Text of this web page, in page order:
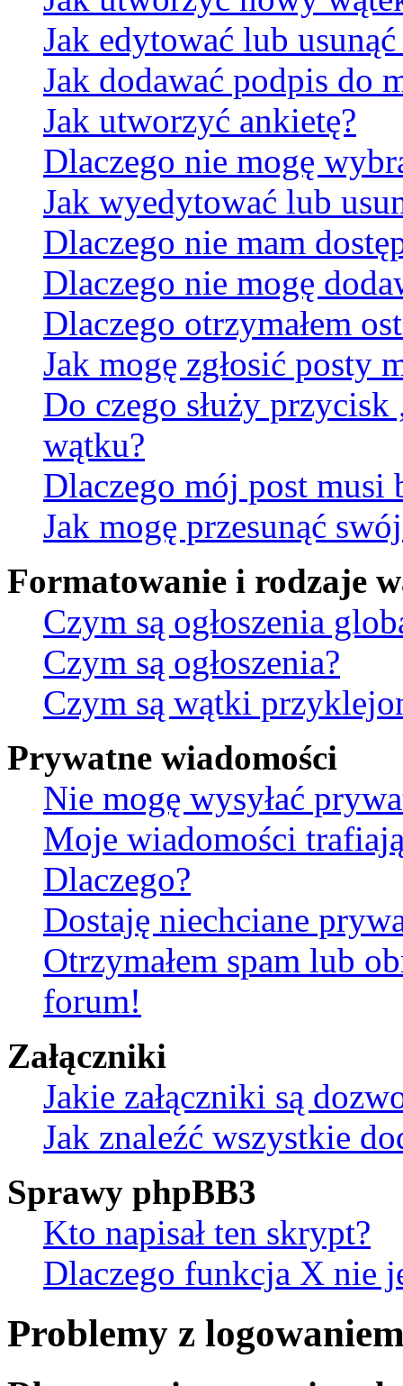
Jak edytować lub usunąć
Jak dodawać podpis do
Jak utworzyć ankietę?
Dlaczego nie mogę
Jak wyedytować lub
Dlaczego nie mam
Dlaczego nie mogę
Dlaczego otrzymałem
Jak mogę zgłosić posty
Do czego służy
wątku?
Dlaczego mój post musi
Jak mogę przesunąć
Formatowanie i rodzaje
Czym są ogłoszenia
Czym są ogłoszenia?
Czym są wątki
Prywatne wiadomości
Nie mogę wysyłać
Moje wiadomości
Dlaczego?
Dostaję niechciane
Otrzymałem spam lub
forum!
Załączniki
Jakie załączniki są
Jak znaleźć wszystkie
Sprawy phpBB3
Kto napisał ten skrypt?
Dlaczego funkcja X nie
Problemy z